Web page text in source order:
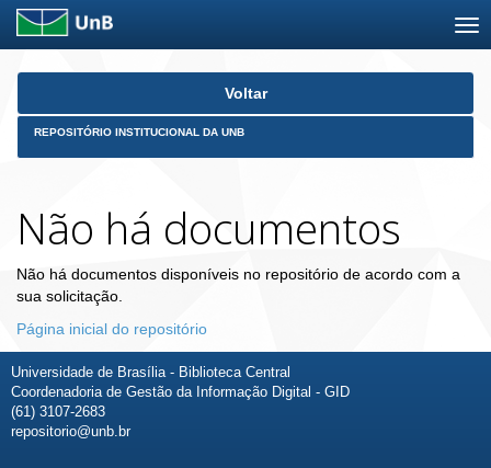
Skip
Voltar
REPOSITÓRIO INSTITUCIONAL DA UNB
Não há documentos
Não há documentos disponíveis no repositório de acordo com a
sua solicitação.
Página inicial do repositório
Universidade de Brasília - Biblioteca Central
Coordenadoria de Gestão da Informação Digital - GID
(61) 3107-2683
repositorio@unb.br